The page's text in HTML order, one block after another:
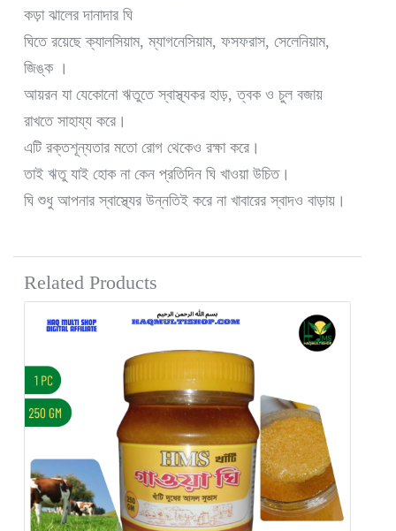
কড়া ঝালের দানাদার ঘি
ঘিতে রয়েছে ক্যালসিয়াম, ম্যাগনেসিয়াম, ফসফরাস, সেলেনিয়াম,
জিঙ্ক ।
আয়রন যা যেকোনো ঋতুতে স্বাস্থ্যকর হাড়, ত্বক ও চুল বজায়
রাখতে সাহায্য করে।
এটি রক্তশূন্যতার মতো রোগ থেকেও রক্ষা করে।
তাই ঋতু যাই হোক না কেন প্রতিদিন ঘি খাওয়া উচিত।
ঘি শুধু আপনার স্বাস্থ্যের উন্নতিই করে না খাবারের স্বাদও বাড়ায়।
Related Products